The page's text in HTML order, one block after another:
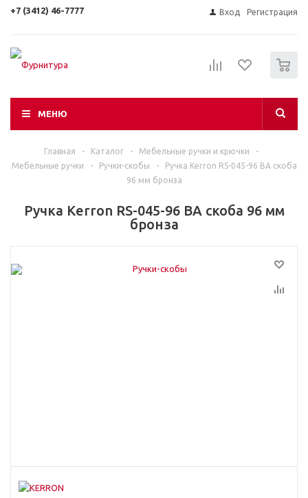
+7 (3412) 46-7777 Вход Регистрация
МЕНЮ
Главная - Каталог - Мебельные ручки и крючки
-
Мебельные ручки
- Ручки-скобы -
Ручка Kerron RS-045-96 BA скоба
96 мм бронза
Ручка Kerron RS-045-96 BA скоба 96 мм
бронза